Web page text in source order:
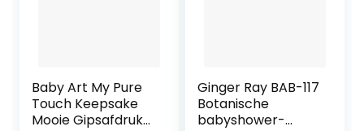
Baby Art My Pure
Touch Keepsake
Mooie Gipsafdruk
Ginger Ray BAB-117
Botanische
babyshower-